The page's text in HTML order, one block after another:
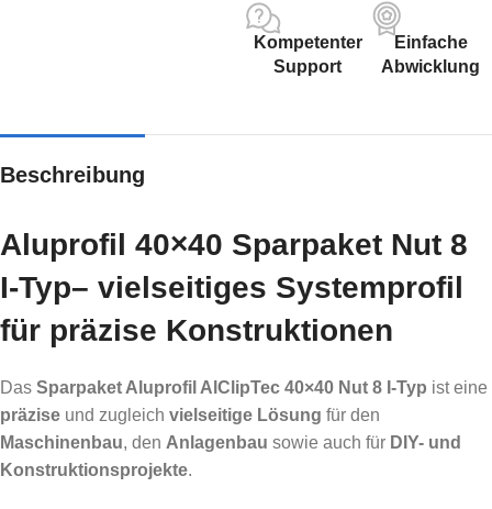
Kompetenter
Support
Einfache
Abwicklung
Beschreibung
Aluprofil 40×40 Sparpaket Nut 8
I-Typ– vielseitiges Systemprofil
für präzise Konstruktionen
Das Sparpaket Aluprofil AlClipTec 40×40 Nut 8 I-Typ ist eine
präzise und zugleich vielseitige Lösung für den
Maschinenbau, den Anlagenbau sowie auch für DIY- und
Konstruktionsprojekte.